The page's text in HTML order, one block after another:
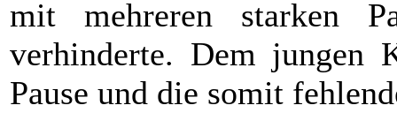
mit mehreren starken
verhinderte. Dem jungen
Pause und die somit